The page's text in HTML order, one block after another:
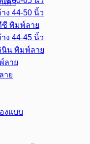
นค้า
ง 44-50 นิ้ว
พิมพ์ลาย
ง 44-45 นิ้ว
น พิมพ์ลาย
ลาย
าย
งแบบ